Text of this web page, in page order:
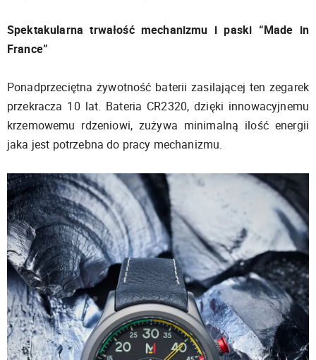
Spektakularna trwałość mechanizmu i paski “Made in
France”
Ponadprzeciętna żywotność baterii zasilającej ten zegarek
przekracza 10 lat. Bateria CR2320, dzięki innowacyjnemu
krzemowemu rdzeniowi, zużywa minimalną ilość energii
jaka jest potrzebna do pracy mechanizmu.